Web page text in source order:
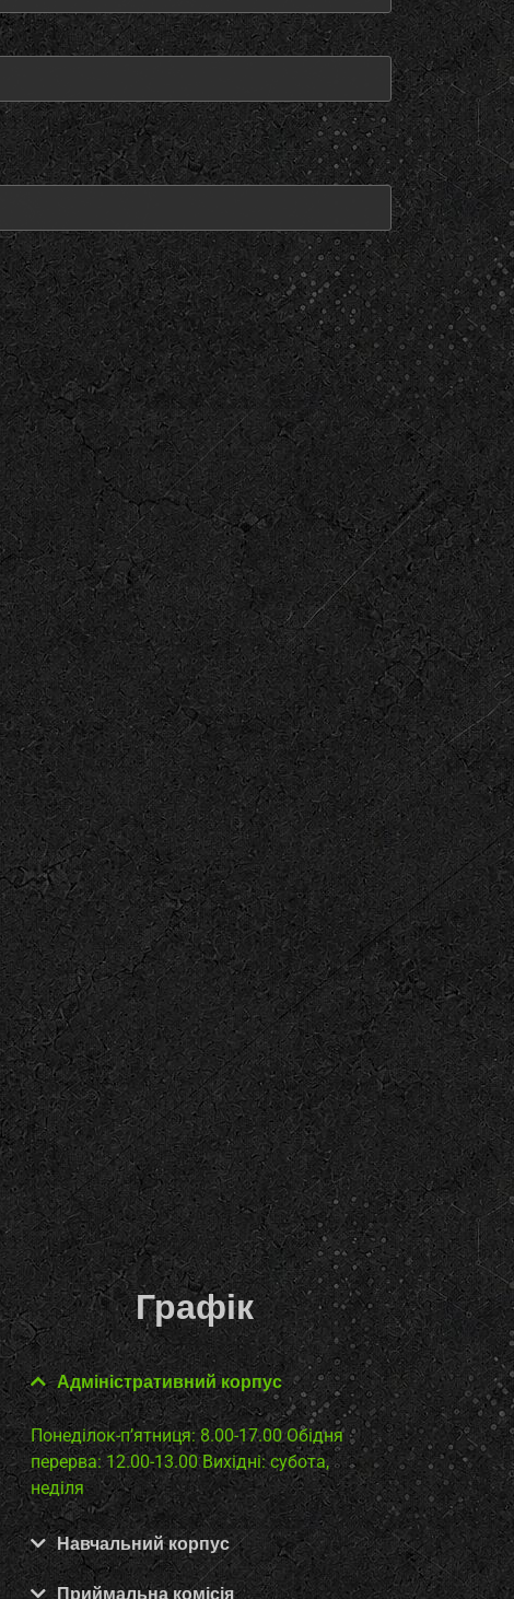
Графік
Адміністративний корпус
Понеділок-п’ятниця: 8.00-17.00 Обідня
перерва: 12.00-13.00 Вихідні: субота,
неділя
Навчальний корпус
Приймальна комісія